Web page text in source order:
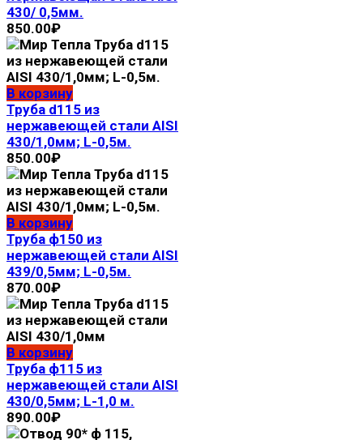
430/ 0,5мм.
850.00₽
В корзину
Труба d115 из
нержавеющей стали AISI
430/1,0мм; L-0,5м.
850.00₽
В корзину
Труба ф150 из
нержавеющей стали AISI
439/0,5мм; L-0,5м.
870.00₽
В корзину
Труба ф115 из
нержавеющей стали AISI
430/0,5мм; L-1,0 м.
890.00₽